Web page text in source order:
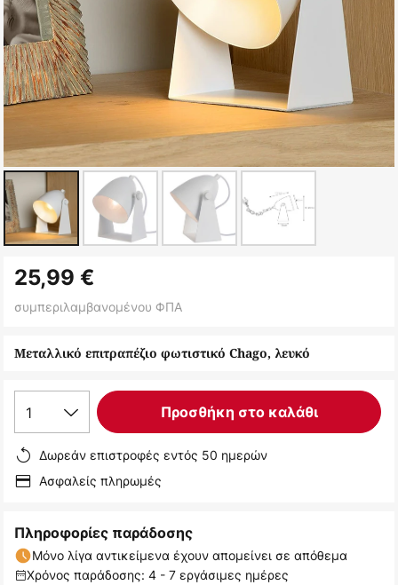
στην
αρχή
συλλογής
Μεταλλικό επιτραπέζιο φωτιστικό Chago, λευκό
25,99 €
συμπεριλαμβανομένου ΦΠΑ
1 Προσθήκη στο καλάθι
Δωρεάν επιστροφές εντός 50 ημερών
Ασφαλείς πληρωμές
Πληροφορίες παράδοσης
Μόνο λίγα αντικείμενα έχουν απομείνει σε απόθεμα
Χρόνος παράδοσης: 4 - 7 εργάσιμες ημέρες